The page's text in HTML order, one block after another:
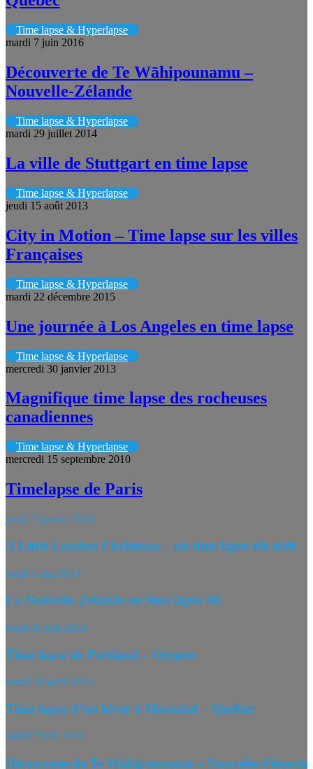
Time lapse & Hyperlapse
mardi 7 juin 2016
Découverte de Te Wāhipounamu –
Nouvelle-Zélande
Time lapse & Hyperlapse
mardi 29 juillet 2014
La ville de Stuttgart en time lapse
Time lapse & Hyperlapse
jeudi 15 août 2013
City in Motion – Time lapse sur les villes
Françaises
Time lapse & Hyperlapse
mardi 22 décembre 2015
Une journée à Los Angeles en time lapse
Time lapse & Hyperlapse
mercredi 30 janvier 2013
Magnifique time lapse des rocheuses
canadiennes
Time lapse & Hyperlapse
mercredi 15 septembre 2010
Timelapse de Paris
jeudi 7 janvier 2016
A Little London Christmas – un time lapse tilt shift
lundi 5 mai 2014
La Nouvelle-Zélande en time lapse 4K
lundi 25 juin 2012
Time lapse de Portland – Oregon
mardi 30 avril 2013
Time lapse d’un hiver à Montréal – Québec
mardi 7 juin 2016
Découverte de Te Wāhipounamu – Nouvelle-Zélande